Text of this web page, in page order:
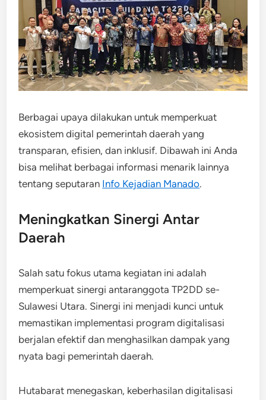
Berbagai upaya dilakukan untuk memperkuat
ekosistem digital pemerintah daerah yang
transparan, efisien, dan inklusif. Dibawah ini Anda
bisa melihat berbagai informasi menarik lainnya
tentang seputaran Info Kejadian Manado.
Meningkatkan Sinergi Antar
Daerah
Salah satu fokus utama kegiatan ini adalah
memperkuat sinergi antaranggota TP2DD se-
Sulawesi Utara. Sinergi ini menjadi kunci untuk
memastikan implementasi program digitalisasi
berjalan efektif dan menghasilkan dampak yang
nyata bagi pemerintah daerah.
Hutabarat menegaskan, keberhasilan digitalisasi